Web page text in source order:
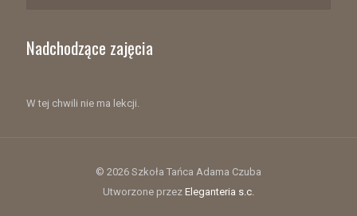
Nadchodzące zajęcia
W tej chwili nie ma lekcji.
© 2026 Szkoła Tańca Adama Czuba
Utworzone przez Eleganteria s.c.